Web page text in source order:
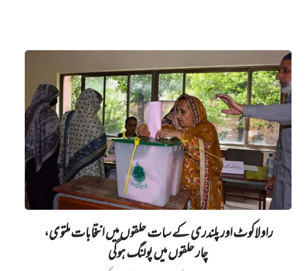
راولاکوٹ اور پلندری کے سات حلقوں میں انتخابات ملتوی،
چار حلقوں میں پولنگ ہوگی